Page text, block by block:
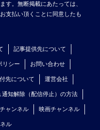
す。無断掲載にあたっては、
支払い頂くことに同意したも
記事提供先について
リシー お問い合わせ
先について 運営会社
通知解除（配信停止）の方法
ャンネル 映画チャンネル
ル